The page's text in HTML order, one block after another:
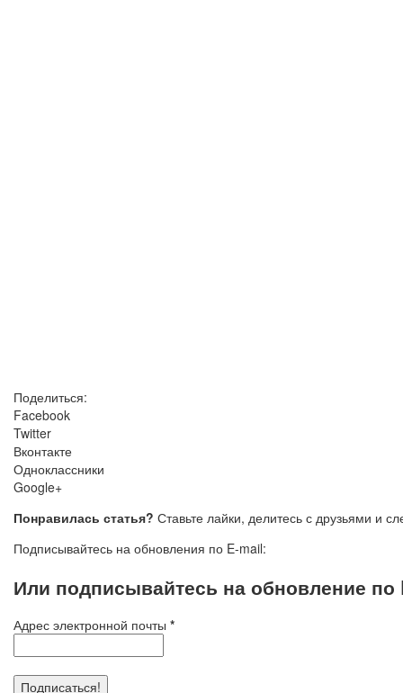
Поделиться:
Facebook
Twitter
Вконтакте
Одноклассники
Google+
Понравилась статья? Ставьте лайки, делитесь с друзьями и
Подписывайтесь на обновления по E-mail:
Или подписывайтесь на обновление по
Адрес электронной почты *